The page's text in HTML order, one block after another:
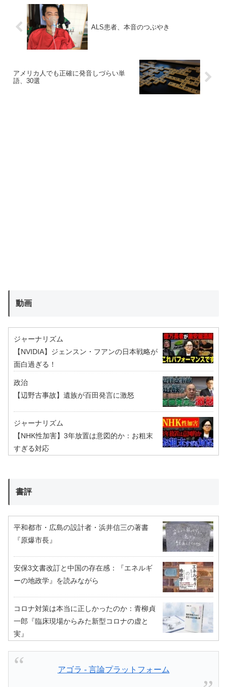
ALS患者、本音のつぶやき
アメリカ人でも正確に発音しづらい単
語、30選
動画
ジャーナリズム
【NVIDIA】ジェンスン・フアンの日本戦略が
面白過ぎる！
政治
【辺野古事故】遺族が百田発言に激怒
ジャーナリズム
【NHK性加害】3年放置は意図的か：お粗末
すぎる対応
書評
平和都市・広島の設計者・浜井信三の著書
『原爆市長』
安保3文書改訂と中国の存在感：『エネルギ
ーの地政学』を読みながら
コロナ対策は本当に正しかったのか：青柳貞
一郎『臨床現場からみた新型コロナの虚と
実』
アゴラ - 言論プラットフォーム